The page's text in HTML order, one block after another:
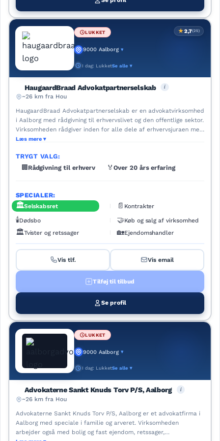
LUKKET
9000 Aalborg ▾
I dag: LukketSe alle ▾
★2,7(25)
HaugaardBraad Advokatpartnerselskab i
~26 km fra Hou
HaugaardBraad Advokatpartnerselskab er en advokatvirksomhed
i Aalborg med rådgivning til erhvervslivet og den offentlige sektor.
Virksomheden rådgiver inden for alle dele af erhvervsjuraen med
særlig vægt på fast ejendom, insolvens, landbrugsret, erhvervsret
ejendomsadministration, ejendomstransaktioner, kontraktret,
selskabsret, virksomhedsoverdragelse, retssager og plan og
Læs mere
TRYGT VALG:
🏢 Rådgivning til erhverv 🏅Over 20 års erfaring
SPECIALER:
🏛️Selskabsret 📄 Kontrakter
🕯️Dødsbo 🤝Køb og salg af virksomhed
🏛️Tvister og retssager 🏡Ejendomshandler
Vis tlf. Vis email
Tilføj til tilbud
Se profil
LUKKET
9000 Aalborg ▾
I dag: LukketSe alle ▾
Advokaterne Sankt Knuds Torv P/S, Aalborg i
~26 km fra Hou
Advokaterne Sankt Knuds Torv P/S, Aalborg er et advokatfirma i
Aalborg med speciale i familie og arveret. Virksomheden
arbejder også med bolig og fast ejendom, retssager,